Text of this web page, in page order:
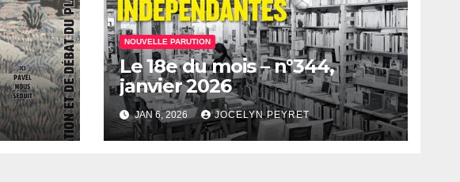
NOUVELLE PARUTION
Le 18e du mois – n°344,
janvier 2026
JAN 6, 2026 JOCELYN PEYRET